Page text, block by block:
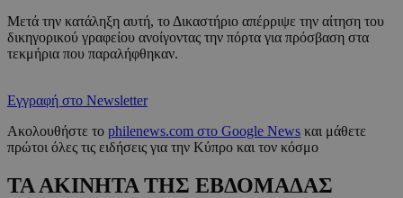
Μετά την κατάληξη αυτή, το Δικαστήριο απέρριψε την αίτηση του
δικηγορικού γραφείου ανοίγοντας την πόρτα για πρόσβαση στα
τεκμήρια που παραλήφθηκαν.
Εγγραφή στο Newsletter
Ακολουθήστε το philenews.com στο Google News και μάθετε
πρώτοι όλες τις ειδήσεις για την Κύπρο και τον κόσμο
ΤΑ ΑΚΙΝΗΤΑ ΤΗΣ ΕΒΔΟΜΑΔΑΣ